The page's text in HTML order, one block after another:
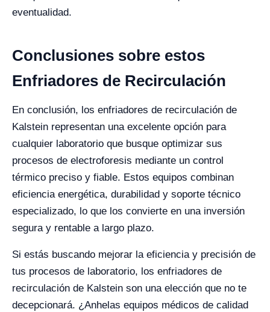
eventualidad.
Conclusiones sobre estos
Enfriadores de Recirculación
En conclusión, los enfriadores de recirculación de
Kalstein representan una excelente opción para
cualquier laboratorio que busque optimizar sus
procesos de electroforesis mediante un control
térmico preciso y fiable. Estos equipos combinan
eficiencia energética, durabilidad y soporte técnico
especializado, lo que los convierte en una inversión
segura y rentable a largo plazo.
Si estás buscando mejorar la eficiencia y precisión de
tus procesos de laboratorio, los enfriadores de
recirculación de Kalstein son una elección que no te
decepcionará. ¿Anhelas equipos médicos de calidad